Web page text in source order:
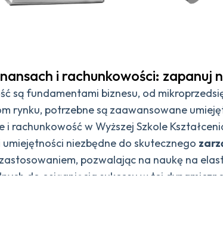
i rachunkowości: zapanuj
są fundamentami biznesu, od
rynku, potrzebne są zaawansowane
i rachunkowość w Wyższej Szkole
niezbędne do skutecznego
pozwalając na naukę na
do osiągnięcia sukcesu w tej
to kluczowe dziedziny zarządzania